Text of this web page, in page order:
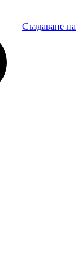
Създаване на